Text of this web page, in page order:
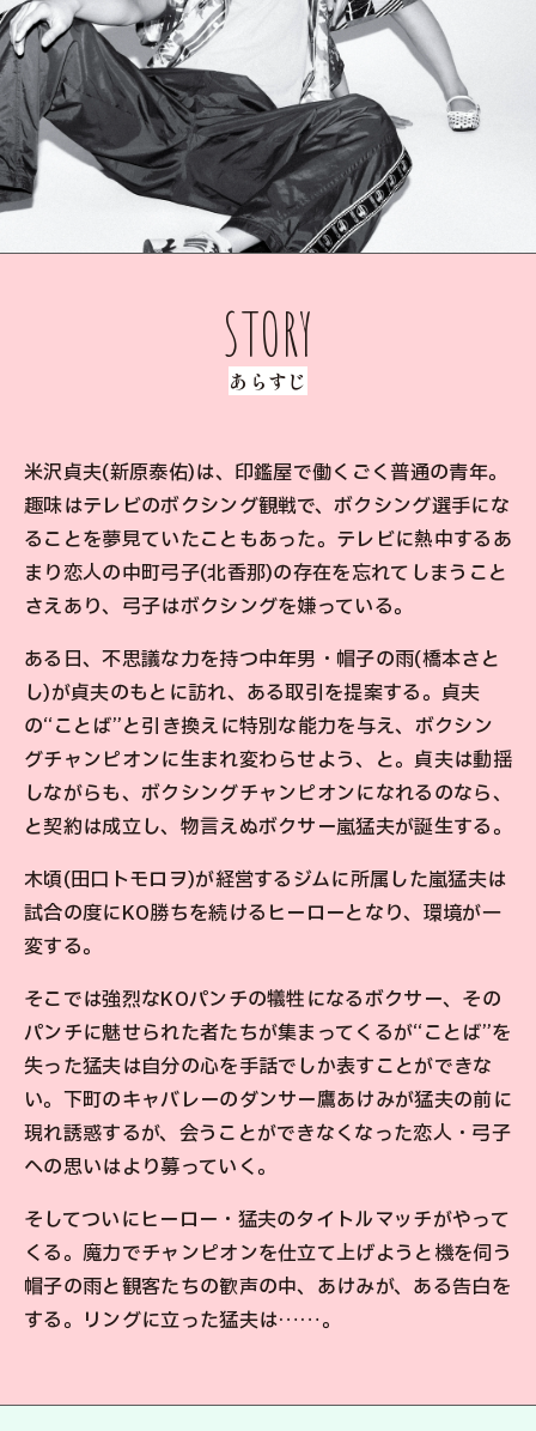
STORY
あらすじ
米沢貞夫(新原泰佑)は、印鑑屋で働くごく普通の青年。
趣味はテレビのボクシング観戦で、ボクシング選手にな
ることを夢見ていたこともあった。テレビに熱中するあ
まり恋人の中町弓子(北香那)の存在を忘れてしまうこと
さえあり、弓子はボクシングを嫌っている。
ある日、不思議な力を持つ中年男・帽子の雨(橋本さと
し)が貞夫のもとに訪れ、ある取引を提案する。貞夫
の“ことば”と引き換えに特別な能力を与え、ボクシン
グチャンピオンに生まれ変わらせよう、と。貞夫は動揺
しながらも、ボクシングチャンピオンになれるのなら、
と契約は成立し、物言えぬボクサー嵐猛夫が誕生する。
木頃(田口トモロヲ)が経営するジムに所属した嵐猛夫は
試合の度にKO勝ちを続けるヒーローとなり、環境が一
変する。
そこでは強烈なKOパンチの犠牲になるボクサー、その
パンチに魅せられた者たちが集まってくるが“ことば”を
失った猛夫は自分の心を手話でしか表すことができな
い。下町のキャバレーのダンサー鷹あけみが猛夫の前に
現れ誘惑するが、会うことができなくなった恋人・弓子
への思いはより募っていく。
そしてついにヒーロー・猛夫のタイトルマッチがやって
くる。魔力でチャンピオンを仕立て上げようと機を伺う
帽子の雨と観客たちの歓声の中、あけみが、ある告白を
する。リングに立った猛夫は……。